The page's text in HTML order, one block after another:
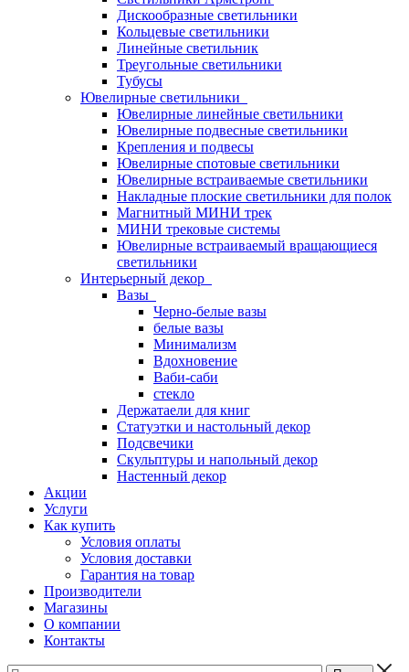
Дискообразные светильники
Кольцевые светильники
Линейные светильник
Треугольные светильники
Тубусы
Ювелирные светильники
Ювелирные линейные светильники
Ювелирные подвесные светильники
Крепления и подвесы
Ювелирные спотовые светильники
Ювелирные встраиваемые светильники
Накладные плоские светильники для полок
Магнитный МИНИ трек
МИНИ трековые системы
Ювелирные встраиваемый вращающиеся
светильники
Интерьерный декор
Вазы
Черно-белые вазы
белые вазы
Минимализм
Вдохновение
Ваби-саби
стекло
Держатаели для книг
Статуэтки и настольный декор
Подсвечики
Скульптуры и напольный декор
Настенный декор
Акции
Услуги
Как купить
Условия оплаты
Условия доставки
Гарантия на товар
Производители
Магазины
О компании
Контакты